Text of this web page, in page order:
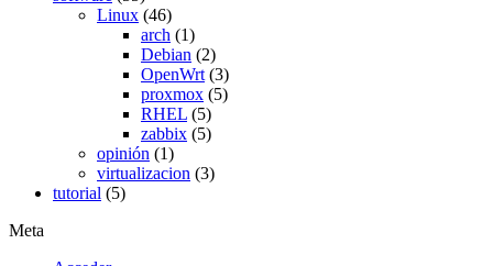
Linux (46)
arch (1)
Debian (2)
OpenWrt (3)
proxmox (5)
RHEL (5)
zabbix (5)
opinión (1)
virtualizacion (3)
tutorial (5)
Meta